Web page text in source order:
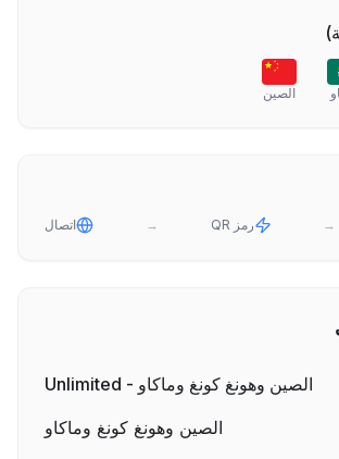
)
الصين
→ رمز QR → اتصال
الصين وهونغ كونغ وماكاو - Unlimited
الصين وهونغ كونغ وماكاو